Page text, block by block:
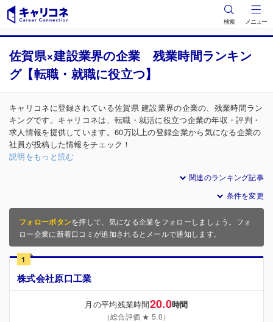
検索 メニュー
佐賀県×建設業界の企業 残業時間ランキン
グ【転職・就職に役立つ】
キャリコネに登録されている佐賀県 建設業界の企業の、残業時間ラン
キングです。キャリコネは、転職・就活に役立つ企業の年収・評判・
求人情報を提供しています。60万以上の登録企業から気になる企業の
社員が投稿した情報をチェック！
説明をもっと読む
関連のランキング記事
条件を変更
フォローボタンを押して、気になる企業をフォローしましょう。フォ
ロー企業に新着口コミが追加されるとメールで通知します。
1
株式会社原口工業
月の平均残業時間20.0時間
（総合評価 ★ 5.0）